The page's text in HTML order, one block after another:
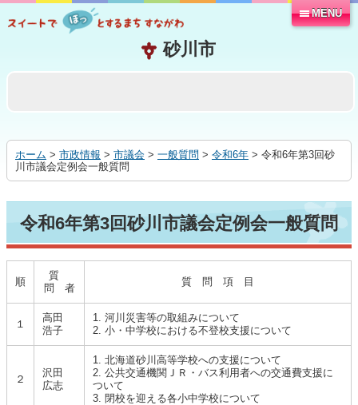
る
MENU
ホーム > 市政情報 > 市議会 > 一般質問 > 令和6年 > 令和6年第3回砂
川市議会定例会一般質問
令和6年第3回砂川市議会定例会一般質問
順
質
問 者
質 問 項 目
１
高田
浩子
1. 河川災害等の取組みについて
2. 小・中学校における不登校支援について
２
沢田
広志
1. 北海道砂川高等学校への支援について
2. 公共交通機関ＪＲ・バス利用者への交通費支援に
ついて
3. 閉校を迎える各小中学校について